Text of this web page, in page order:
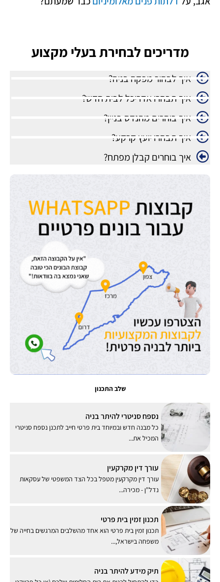
מדריכים לבחירת בעלי מקצוע
איך לבחור מפקח בניה?
איך תבחרו אדריכל לבית חדש?
איך בוחרים מהנדס בניין?
איך תבחרו יועץ קרקע?
איך בוחרים קבלן מפתח?
שלב התכנון
נספח סניטרי להיתר בניה
כל מבנה חדש ובמיוחד בית פרטי חייב לתכנן נספח סניטרי
המכיל את...
עורך דין מקרקעין
עורך דין מקרקעין מטפל בכל הצד המשפטי של עסקאות
נדל"ן - מכירה...
תכנון זמין בית פרטי
תכנון זמין בית פרטי הוא אחד מהשלבים המרגשים בחייה של
משפחה בישראל,...
תיק מידע להיתר בניה